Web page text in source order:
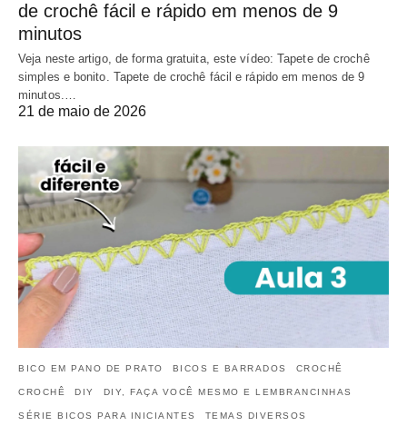
de crochê fácil e rápido em menos de 9
minutos
Veja neste artigo, de forma gratuita, este vídeo: Tapete de crochê
simples e bonito. Tapete de crochê fácil e rápido em menos de 9
minutos.…
21 de maio de 2026
BICO EM PANO DE PRATO BICOS E BARRADOS CROCHÊ
CROCHÊ DIY DIY, FAÇA VOCÊ MESMO E LEMBRANCINHAS
SÉRIE BICOS PARA INICIANTES TEMAS DIVERSOS